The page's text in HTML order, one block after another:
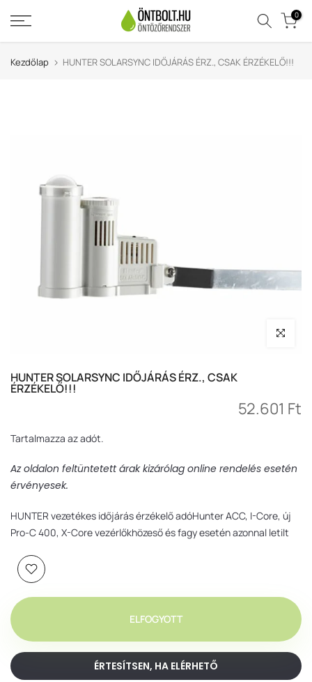
Ugrás
a
tartalomra
0
Kezdőlap HUNTER SOLARSYNC IDŐJÁRÁS ÉRZ., CSAK ÉRZÉKELŐ!!!
Nagyítás
HUNTER SOLARSYNC IDŐJÁRÁS ÉRZ., CSAK
ÉRZÉKELŐ!!!
52.601 Ft
Tartalmazza az adót.
Az oldalon feltüntetett árak kizárólag online rendelés esetén
érvényesek.
HUNTER vezetékes időjárás érzékelő adóHunter ACC, I-Core, új
Pro-C 400, X-Core vezérlőkhözeső és fagy esetén azonnal letilt
ELFOGYOTT
ÉRTESÍTSEN, HA ELÉRHETŐ